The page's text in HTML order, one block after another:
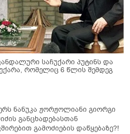
საჩუქარი პუტინს და
რომელიც 6 წლის შემდეგ
ნანუკა ჟორჟოლიანი გიორგი
განცხადებასთან
გამოძიების დაწყებაზე?!